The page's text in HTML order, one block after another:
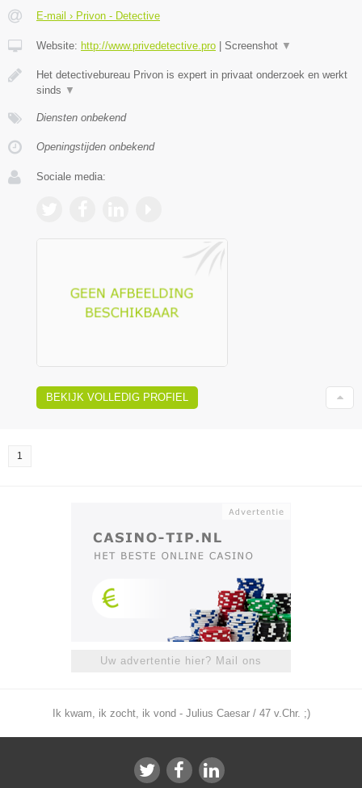
E-mail › Privon - Detective
Website: http://www.privedetective.pro Screenshot ▼
Het detectivebureau Privon is expert in privaat onderzoek en werkt
sinds ▼
Diensten onbekend
Openingstijden onbekend
Sociale media:
BEKIJK VOLLEDIG PROFIEL
1
Uw advertentie hier? Mail ons
Ik kwam, ik zocht, ik vond - Julius Caesar / 47 v.Chr. ;)